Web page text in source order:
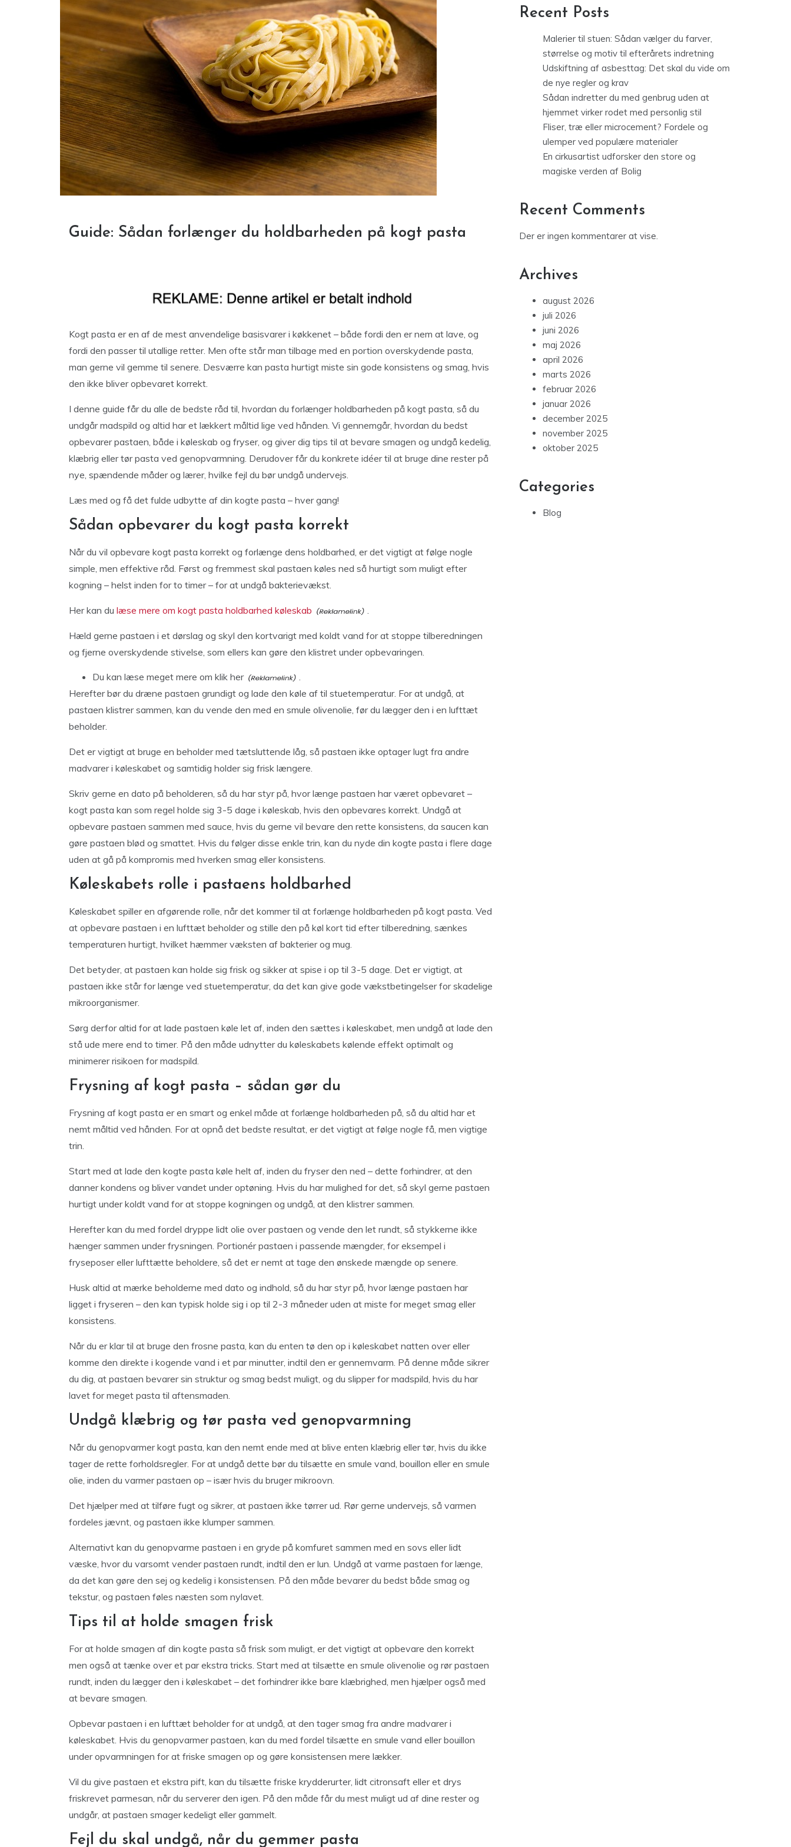
Guide: Sådan forlænger du holdbarheden på kogt pasta
Kogt pasta er en af de mest anvendelige basisvarer i køkkenet – både fordi den er nem at lave, og
fordi den passer til utallige retter. Men ofte står man tilbage med en portion overskydende pasta,
man gerne vil gemme til senere. Desværre kan pasta hurtigt miste sin gode konsistens og smag, hvis
den ikke bliver opbevaret korrekt.
I denne guide får du alle de bedste råd til, hvordan du forlænger holdbarheden på kogt pasta, så du
undgår madspild og altid har et lækkert måltid lige ved hånden. Vi gennemgår, hvordan du bedst
opbevarer pastaen, både i køleskab og fryser, og giver dig tips til at bevare smagen og undgå kedelig,
klæbrig eller tør pasta ved genopvarmning. Derudover får du konkrete idéer til at bruge dine rester på
nye, spændende måder og lærer, hvilke fejl du bør undgå undervejs.
Læs med og få det fulde udbytte af din kogte pasta – hver gang!
Sådan opbevarer du kogt pasta korrekt
Når du vil opbevare kogt pasta korrekt og forlænge dens holdbarhed, er det vigtigt at følge nogle
simple, men effektive råd. Først og fremmest skal pastaen køles ned så hurtigt som muligt efter
kogning – helst inden for to timer – for at undgå bakterievækst.
Her kan du læse mere om kogt pasta holdbarhed køleskab .
Hæld gerne pastaen i et dørslag og skyl den kortvarigt med koldt vand for at stoppe tilberedningen
og fjerne overskydende stivelse, som ellers kan gøre den klistret under opbevaringen.
Du kan læse meget mere om klik her
.
Herefter bør du dræne pastaen grundigt og lade den køle af til stuetemperatur. For at undgå, at
pastaen klistrer sammen, kan du vende den med en smule olivenolie, før du lægger den i en lufttæt
beholder.
Det er vigtigt at bruge en beholder med tætsluttende låg, så pastaen ikke optager lugt fra andre
madvarer i køleskabet og samtidig holder sig frisk længere.
Skriv gerne en dato på beholderen, så du har styr på, hvor længe pastaen har været opbevaret –
kogt pasta kan som regel holde sig 3-5 dage i køleskab, hvis den opbevares korrekt. Undgå at
opbevare pastaen sammen med sauce, hvis du gerne vil bevare den rette konsistens, da saucen kan
gøre pastaen blød og smattet. Hvis du følger disse enkle trin, kan du nyde din kogte pasta i flere dage
uden at gå på kompromis med hverken smag eller konsistens.
Køleskabets rolle i pastaens holdbarhed
Køleskabet spiller en afgørende rolle, når det kommer til at forlænge holdbarheden på kogt pasta. Ved
at opbevare pastaen i en lufttæt beholder og stille den på køl kort tid efter tilberedning, sænkes
temperaturen hurtigt, hvilket hæmmer væksten af bakterier og mug.
Det betyder, at pastaen kan holde sig frisk og sikker at spise i op til 3-5 dage. Det er vigtigt, at
pastaen ikke står for længe ved stuetemperatur, da det kan give gode vækstbetingelser for skadelige
mikroorganismer.
Sørg derfor altid for at lade pastaen køle let af, inden den sættes i køleskabet, men undgå at lade den
stå ude mere end to timer. På den måde udnytter du køleskabets kølende effekt optimalt og
minimerer risikoen for madspild.
Frysning af kogt pasta – sådan gør du
Frysning af kogt pasta er en smart og enkel måde at forlænge holdbarheden på, så du altid har et
nemt måltid ved hånden. For at opnå det bedste resultat, er det vigtigt at følge nogle få, men vigtige
trin.
Start med at lade den kogte pasta køle helt af, inden du fryser den ned – dette forhindrer, at den
danner kondens og bliver vandet under optøning. Hvis du har mulighed for det, så skyl gerne pastaen
hurtigt under koldt vand for at stoppe kogningen og undgå, at den klistrer sammen.
Herefter kan du med fordel dryppe lidt olie over pastaen og vende den let rundt, så stykkerne ikke
hænger sammen under frysningen. Portionér pastaen i passende mængder, for eksempel i
fryseposer eller lufttætte beholdere, så det er nemt at tage den ønskede mængde op senere.
Husk altid at mærke beholderne med dato og indhold, så du har styr på, hvor længe pastaen har
ligget i fryseren – den kan typisk holde sig i op til 2-3 måneder uden at miste for meget smag eller
konsistens.
Når du er klar til at bruge den frosne pasta, kan du enten tø den op i køleskabet natten over eller
komme den direkte i kogende vand i et par minutter, indtil den er gennemvarm. På denne måde sikrer
du dig, at pastaen bevarer sin struktur og smag bedst muligt, og du slipper for madspild, hvis du har
lavet for meget pasta til aftensmaden.
Undgå klæbrig og tør pasta ved genopvarmning
Når du genopvarmer kogt pasta, kan den nemt ende med at blive enten klæbrig eller tør, hvis du ikke
tager de rette forholdsregler. For at undgå dette bør du tilsætte en smule vand, bouillon eller en smule
olie, inden du varmer pastaen op – især hvis du bruger mikroovn.
Det hjælper med at tilføre fugt og sikrer, at pastaen ikke tørrer ud. Rør gerne undervejs, så varmen
fordeles jævnt, og pastaen ikke klumper sammen.
Alternativt kan du genopvarme pastaen i en gryde på komfuret sammen med en sovs eller lidt
væske, hvor du varsomt vender pastaen rundt, indtil den er lun. Undgå at varme pastaen for længe,
da det kan gøre den sej og kedelig i konsistensen. På den måde bevarer du bedst både smag og
tekstur, og pastaen føles næsten som nylavet.
Tips til at holde smagen frisk
For at holde smagen af din kogte pasta så frisk som muligt, er det vigtigt at opbevare den korrekt
men også at tænke over et par ekstra tricks. Start med at tilsætte en smule olivenolie og rør pastaen
rundt, inden du lægger den i køleskabet – det forhindrer ikke bare klæbrighed, men hjælper også med
at bevare smagen.
Opbevar pastaen i en lufttæt beholder for at undgå, at den tager smag fra andre madvarer i
køleskabet. Hvis du genopvarmer pastaen, kan du med fordel tilsætte en smule vand eller bouillon
under opvarmningen for at friske smagen op og gøre konsistensen mere lækker.
Vil du give pastaen et ekstra pift, kan du tilsætte friske krydderurter, lidt citronsaft eller et drys
friskrevet parmesan, når du serverer den igen. På den måde får du mest muligt ud af dine rester og
undgår, at pastaen smager kedeligt eller gammelt.
Fejl du skal undgå, når du gemmer pasta
Recent Posts
Malerier til stuen: Sådan vælger du farver,
størrelse og motiv til efterårets indretning
Udskiftning af asbesttag: Det skal du vide om
de nye regler og krav
Sådan indretter du med genbrug uden at
hjemmet virker rodet med personlig stil
Fliser, træ eller microcement? Fordele og
ulemper ved populære materialer
En cirkusartist udforsker den store og
magiske verden af Bolig
Recent Comments
Der er ingen kommentarer at vise.
Archives
august 2026
juli 2026
juni 2026
maj 2026
april 2026
marts 2026
februar 2026
januar 2026
december 2025
november 2025
oktober 2025
Categories
Blog